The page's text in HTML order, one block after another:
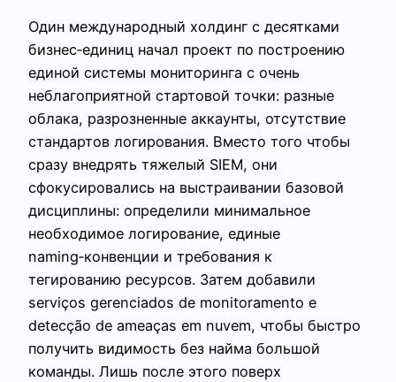
Один международный холдинг с десятками
бизнес‑единиц начал проект по построению
единой системы мониторинга с очень
неблагоприятной стартовой точки: разные
облака, разрозненные аккаунты, отсутствие
стандартов логирования. Вместо того чтобы
сразу внедрять тяжелый SIEM, они
сфокусировались на выстраивании базовой
дисциплины: определили минимальное
необходимое логирование, единые
naming‑конвенции и требования к
тегированию ресурсов. Затем добавили
serviços gerenciados de monitoramento e
detecção de ameaças em nuvem, чтобы быстро
получить видимость без найма большой
команды. Лишь после этого поверх